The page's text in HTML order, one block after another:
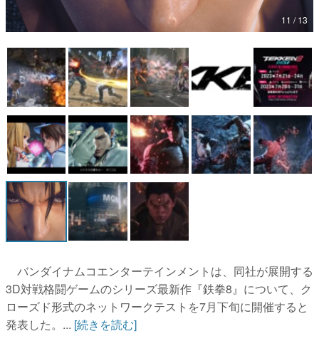
特集記事
マンガ
女性向け
アプリレビュー
その他
電ファミニコゲーマーとは？
運営：株式会社マレ
11 / 13
バンダイナムコエンターテインメントは、同社が展開する
3D対戦格闘ゲームのシリーズ最新作『鉄拳8』について、ク
ローズド形式のネットワークテストを7月下旬に開催すると
発表した。... [続きを読む]